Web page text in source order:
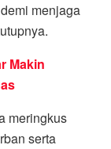
menjaga
Makin
meringkus
serta